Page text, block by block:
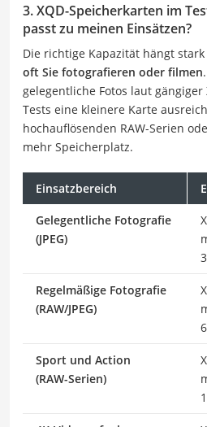
3. XQD-Speicherkarten im
passt zu meinen Einsätzen?
Die richtige Kapazität hängt
oft Sie fotografieren oder filmen
gelegentliche Fotos laut gängiger
Tests eine kleinere Karte
hochauflösenden RAW-Serien
mehr Speicherplatz.
Einsatzbereich
Gelegentliche Fotografie
(JPEG)
Regelmäßige Fotografie
(RAW/JPEG)
Sport und Action
(RAW-Serien)